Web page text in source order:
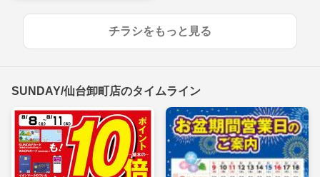
チラシをもっと見る
SUNDAY/仙台卸町店のタイムライン